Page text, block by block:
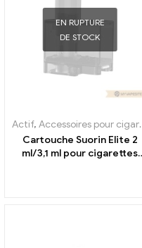
EN RUPTURE
DE STOCK
Actif, Accessoires pour cigarettes électroniques
Cartouche Suorin Elite 2
ml/3,1 ml pour cigarettes